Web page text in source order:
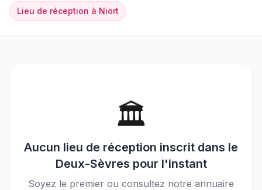
Lieu de réception à Niort
🏛️
Aucun lieu de réception inscrit dans le
Deux-Sèvres pour l'instant
Soyez le premier ou consultez notre annuaire